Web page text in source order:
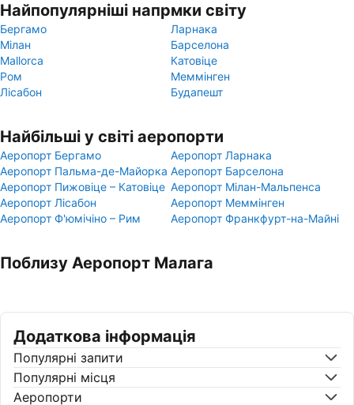
Найпопулярніші напрмки світу
Бергамо
Ларнака
Мілан
Барселона
Mallorca
Катовіце
Ром
Меммінген
Лісабон
Будапешт
Найбільші у світі аеропорти
Аеропорт Бергамо
Аеропорт Ларнака
Аеропорт Пальма-де-Майорка Аеропорт Барселона
Аеропорт Пижовіце – Катовіце Аеропорт Мілан-Мальпенса
Аеропорт Лісабон
Аеропорт Меммінген
Аеропорт Ф'юмічіно – Рим
Аеропорт Франкфурт-на-Майні
Поблизу Аеропорт Малага
Додаткова інформація
Популярні запити
Популярні місця
Аеропорти